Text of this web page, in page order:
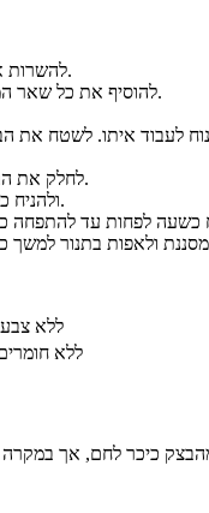
להשרות את הצימוקים והחמוציות במים בקערה למשך כ- 10 דקות, לייבש, לקצוץ ולהניח בצד.
להוסיף את כל שאר המצרכים אל קערת המיקסר וללוש במשך כ- 10 דקות עד לקבלת בצק מעט דביק ורך.
לחלק את הבצק המאורך שלנו ל- 8 חלקים, כל חלק לגלגל לכדור, לכסות ולהניח בצד כ- 15 דקות.
לרדד את כדור לרולדה הדוקה (10x25 ס"מ) ולהניח כל רולדה בתבנית המרופדת בנייר אפייה.
ללא
ללא